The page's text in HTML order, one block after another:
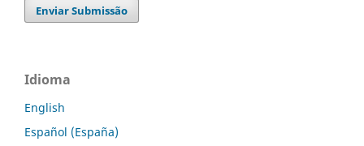
Enviar Submissão
Idioma
English
Español (España)